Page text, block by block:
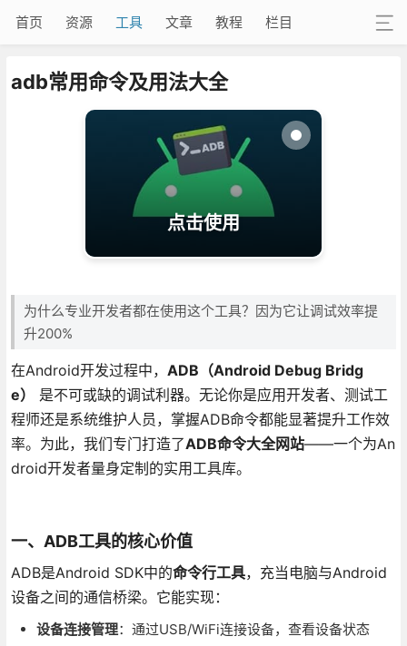
首页 资源 工具 文章 教程 栏目
adb常用命令及用法大全
点击使用
为什么专业开发者都在使用这个工具？因为它让调试效率提
升200%
在Android开发过程中， ADB（Android Debug Bridg
e）
是不可或缺的调试利器。无论你是应用开发者、测试工
程师还是系统维护人员，掌握ADB命令都能显著提升工作效
率。为此，我们专门打造了ADB命令大全网站——一个为An
droid开发者量身定制的实用工具库。
一、ADB工具的核心价值
ADB是Android SDK中的命令行工具，充当电脑与Android
设备之间的通信桥梁。它能实现：
设备连接管理：通过USB/WiFi连接设备，查看设备状态